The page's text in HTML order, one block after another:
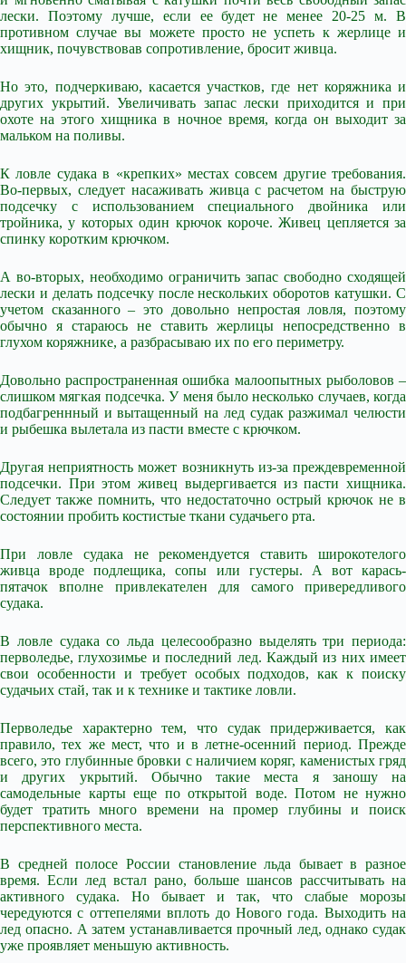
лески. Поэтому лучше, если ее будет не менее 20-25 м. В
противном случае вы можете просто не успеть к жерлице и
хищник, почувствовав сопротивление, бросит живца.
Но это, подчеркиваю, касается участков, где нет коряжника и
других укрытий. Увеличивать запас лески приходится и при
охоте на этого хищника в ночное время, когда он выходит за
мальком на поливы.
К ловле судака в «крепких» местах совсем другие требования.
Во-первых, следует насаживать живца с расчетом на быструю
подсечку с использованием специального двойника или
тройника, у которых один крючок короче. Живец цепляется за
спинку коротким крючком.
А во-вторых, необходимо ограничить запас свободно сходящей
лески и делать подсечку после нескольких оборотов катушки. С
учетом сказанного – это довольно непростая ловля, поэтому
обычно я стараюсь не ставить жерлицы непосредственно в
глухом коряжнике, а разбрасываю их по его периметру.
Довольно распространенная ошибка малоопытных рыболовов –
слишком мягкая подсечка. У меня было несколько случаев, когда
подбагреннный и вытащенный на лед судак разжимал челюсти
и рыбешка вылетала из пасти вместе с крючком.
Другая неприятность может возникнуть из-за преждевременной
подсечки. При этом живец выдергивается из пасти хищника.
Следует также помнить, что недостаточно острый крючок не в
состоянии пробить костистые ткани судачьего рта.
При ловле судака не рекомендуется ставить широкотелого
живца вроде подлещика, сопы или густеры. А вот карась-
пятачок вполне привлекателен для самого привередливого
судака.
В ловле судака со льда целесообразно выделять три периода:
перволедье, глухозимье и последний лед. Каждый из них имеет
свои особенности и требует особых подходов, как к поиску
судачьих стай, так и к технике и тактике ловли.
Перволедье характерно тем, что судак придерживается, как
правило, тех же мест, что и в летне-осенний период. Прежде
всего, это глубинные бровки с наличием коряг, каменистых гряд
и других укрытий. Обычно такие места я заношу на
самодельные карты еще по открытой воде. Потом не нужно
будет тратить много времени на промер глубины и поиск
перспективного места.
В средней полосе России становление льда бывает в разное
время. Если лед встал рано, больше шансов рассчитывать на
активного судака. Но бывает и так, что слабые морозы
чередуются с оттепелями вплоть до Нового года. Выходить на
лед опасно. А затем устанавливается прочный лед, однако судак
уже проявляет меньшую активность.